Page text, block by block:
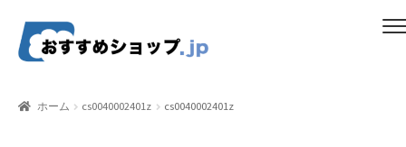
ナ
ビ
コ
ン
ホーム cs0040002401z cs0040002401z